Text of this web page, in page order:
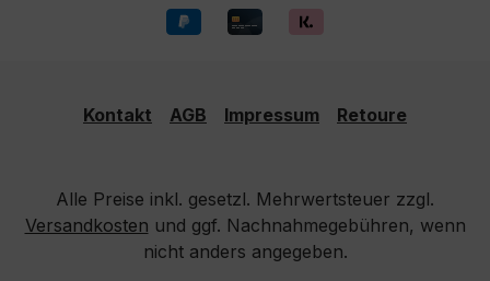
Kontakt AGB Impressum Retoure
Alle Preise inkl. gesetzl. Mehrwertsteuer zzgl.
Versandkosten und ggf. Nachnahmegebühren, wenn
nicht anders angegeben.